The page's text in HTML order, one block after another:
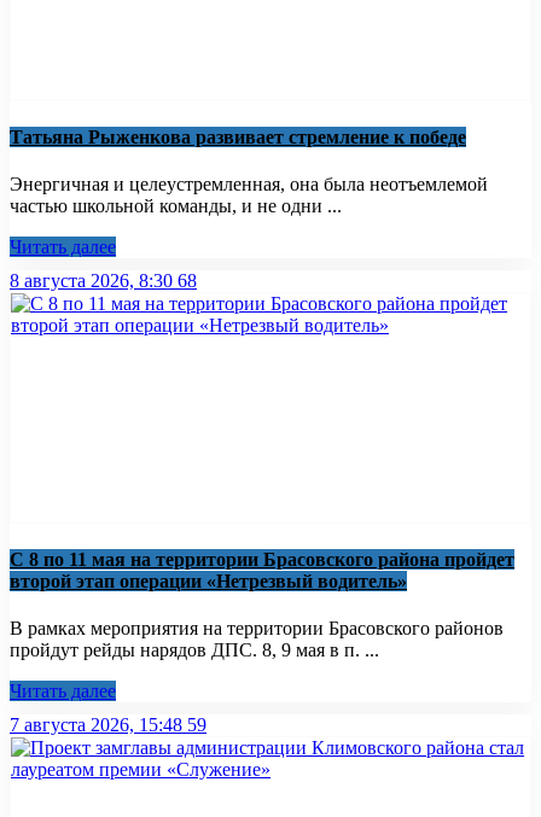
Татьяна Рыженкова развивает стремление к победе
Энергичная и целеустремленная, она была неотъемлемой
частью школьной команды, и не одни ...
Читать далее
8 августа 2026, 8:30 68
С 8 по 11 мая на территории Брасовского района пройдет
второй этап операции «Нетрезвый водитель»
В рамках мероприятия на территории Брасовского районов
пройдут рейды нарядов ДПС. 8, 9 мая в п. ...
Читать далее
7 августа 2026, 15:48 59